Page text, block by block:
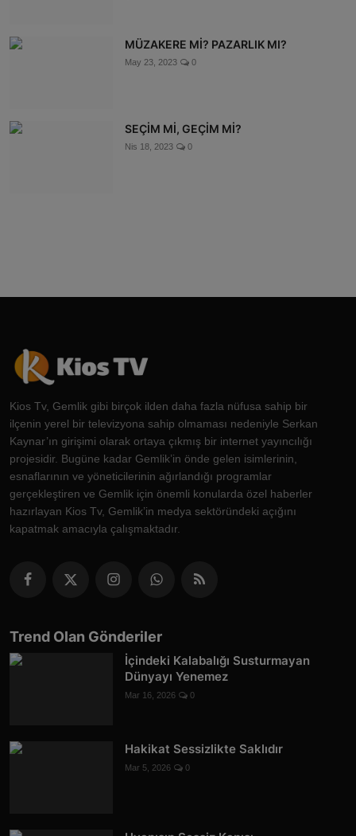
MÜZAKERE Mİ? PAZARLIK MI?
May 23, 2023 0
SEÇİM Mİ, GEÇİM Mİ?
Nis 18, 2023 0
Kios Tv, Gemlik gibi birçok ilden daha fazla nüfusa sahip bir
ilçenin yerel bir televizyona sahip olmaması nedeniyle Serkan
Kaynar’ın girişimi olarak ortaya çıkmış bir internet yayıncılığı
projesidir. Bugüne kadar Gemlik’in önde gelen isimlerinin,
esnaflarının ve yöneticilerinin ağırlandığı programlar
gerçekleştiren ve Gemlik için önemli konularda özel haberler
hazırlayan Kios Tv, Gemlik’in medya sektöründeki açığını
kapatmak amacıyla çalışmaktadır.
Trend Olan Gönderiler
İçindeki Kalabalığı Susturmayan
Dünyayı Yenemez
Mar 16, 2026 0
Hakikat Sessizlikte Saklıdır
Mar 5, 2026 0